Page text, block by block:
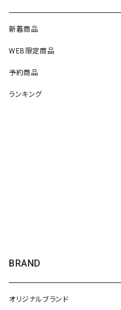
新着商品
WEB限定商品
予約商品
ランキング
BRAND
オリジナルブランド